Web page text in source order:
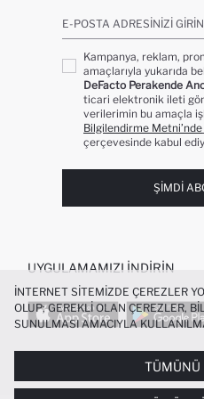
E-POSTA ADRESINIZI
Kampanya, reklam,
amaçlarıyla yukarıda
DeFacto Perakende
ticari elektronik ileti
verilerimin bu amaçla
Bilgilendirme Metni’nde
çerçevesinde kabul
ŞIMDI
UYGULAMAMIZI İNDIRIN
POPÜLER KATEGORILER
İNTERNET SITEMIZDE ÇEREZLER
OLUP; GEREKLI OLAN ÇEREZLER,
SUNULMASI AMACIYLA
DENEYIMI SUNULABILMESI,
KIŞISELLEŞTIRMESI VE AÇIK RIZA
YÖNELIK PAZARLAMA
TÜMÜNÜ